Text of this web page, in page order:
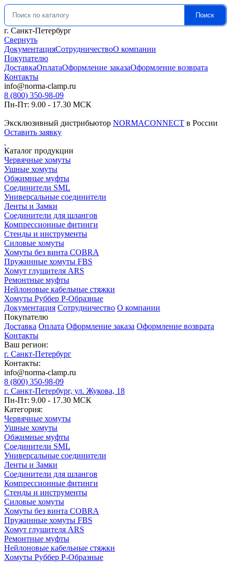
Искать: Поиск
г. Санкт-Петербург
Свернуть
ДокументацияСотрудничествоО компании
Покупателю
ДоставкаОплатаОформление заказаОформление возврата
Контакты
info@norma-clamp.ru
8 (800) 350-98-09
Пн-Пт: 9.00 - 17.30 МСК
Эксклюзивный дистрибьютор NORMACONNECT в России
Оставить заявку
Каталог продукции
Червячные хомуты
Ушные хомуты
Обжимные муфты
Соединители SML
Универсальные соединители
Ленты и Замки
Соединители для шлангов
Компрессионные фитинги
Стенды и инструменты
Силовые хомуты
Хомуты без винта COBRA
Пружинные хомуты FBS
Хомут глушителя ARS
Ремонтные муфты
Нейлоновые кабельные стяжки
Хомуты Руббер Р-Образные
Документация Сотрудничество О компании
Покупателю
Доставка Оплата Оформление заказа Оформление возврата
Контакты
Ваш регион:
г. Санкт-Петербург
Контакты:
info@norma-clamp.ru
8 (800) 350-98-09
г. Санкт-Петербург, ул. Жукова, 18
Пн-Пт: 9.00 - 17.30 МСК
Категория:
Червячные хомуты
Ушные хомуты
Обжимные муфты
Соединители SML
Универсальные соединители
Ленты и Замки
Соединители для шлангов
Компрессионные фитинги
Стенды и инструменты
Силовые хомуты
Хомуты без винта COBRA
Пружинные хомуты FBS
Хомут глушителя ARS
Ремонтные муфты
Нейлоновые кабельные стяжки
Хомуты Руббер Р-Образные